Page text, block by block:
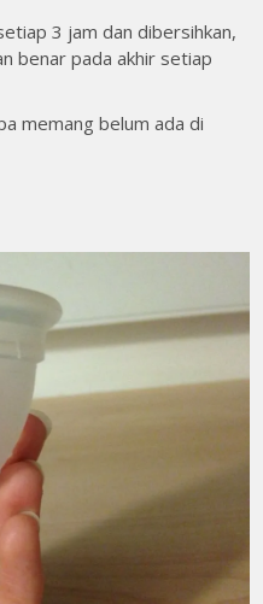
3 jam dan dibersihkan,
benar pada akhir setiap
memang belum ada di